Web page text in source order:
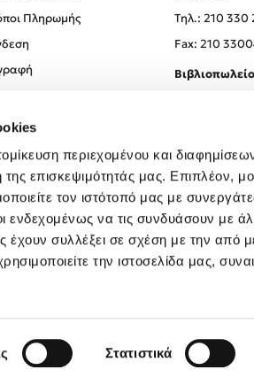
περιεχομένου και
επισκεψιμότητάς μας. Επιπλέον,
τον ιστότοπό μας με
ενδεχομένως να τις συνδυάσουν με
έχουν συλλέξει σε σχέση με την από
την ιστοσελίδα μας,
Στατιστικά
Πληρωμής
Tηλ.: 210 330
Fax: 210
Created by